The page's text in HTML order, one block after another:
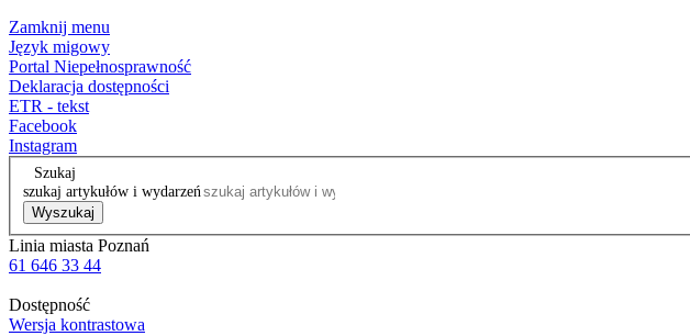
Zamknij menu
Język migowy
Portal Niepełnosprawność
Deklaracja dostępności
ETR - tekst
Facebook
Instagram
Szukaj
szukaj artykułów i wydarzeń
Wyszukaj
Linia miasta Poznań
61 646 33 44
Dostępność
Wersja kontrastowa